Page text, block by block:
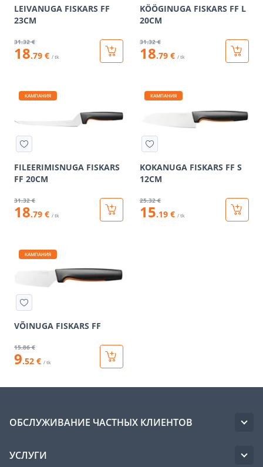
LEIVANUGA FISKARS FF
23CM
31.32 €
18.79 € / tk
KÖÖGINUGA FISKARS FF L
20CM
31.32 €
18.79 € / tk
КАМПАНИЯ
FILEERIMISNUGA FISKARS
FF 20CM
31.32 €
18.79 € / tk
КАМПАНИЯ
KOKANUGA FISKARS FF S
12CM
25.32 €
15.19 € / tk
КАМПАНИЯ
VÕINUGA FISKARS FF
15.86 €
9.52 € / tk
ОБСЛУЖИВАНИЕ ЧАСТНЫХ КЛИЕНТОВ
УСЛУГИ